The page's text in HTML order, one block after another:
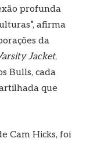
profunda
afirma
da
Jacket,
Bulls, cada
que
Cam Hicks, foi